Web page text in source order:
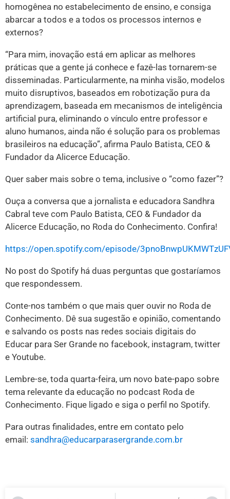
homogênea no estabelecimento de ensino, e consiga
abarcar a todos e a todos os processos internos e
externos?
“Para mim, inovação está em aplicar as melhores
práticas que a gente já conhece e fazê-las tornarem-se
disseminadas. Particularmente, na minha visão, modelos
muito disruptivos, baseados em robotização pura da
aprendizagem, baseada em mecanismos de inteligência
artificial pura, eliminando o vínculo entre professor e
aluno humanos, ainda não é solução para os problemas
brasileiros na educação”, afirma Paulo Batista, CEO &
Fundador da Alicerce Educação.
Quer saber mais sobre o tema, inclusive o “como fazer”?
Ouça a conversa que a jornalista e educadora Sandhra
Cabral teve com Paulo Batista, CEO & Fundador da
Alicerce Educação, no Roda do Conhecimento. Confira!
https://open.spotify.com/episode/
No post do Spotify há duas perguntas que gostaríamos
que respondessem.
Conte-nos também o que mais quer ouvir no Roda de
Conhecimento. Dê sua sugestão e opinião, comentando
e salvando os posts nas redes sociais digitais do
Educar para Ser Grande no facebook, instagram, twitter
e Youtube.
Lembre-se, toda quarta-feira, um novo bate-papo sobre
tema relevante da educação no podcast Roda de
Conhecimento. Fique ligado e siga o perfil no Spotify.
Para outras finalidades, entre em contato pelo
email: sandhra@educarparasergrande.com.br